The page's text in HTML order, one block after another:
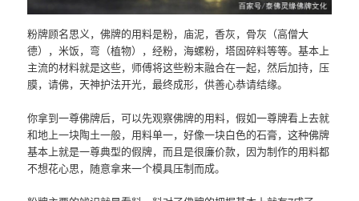
粉牌顾名思义，佛牌的用料是粉，庙泥，香灰，骨灰（高僧大
德），米饭，弯（植物），经粉，海螺粉，塔固碎料等等。基本上
主流的材料就是这些，师傅将这些粉末融合在一起，然后加持，压
膜，请佛，天神护法开光，最终成形，供善心恭请结缘。
你拿到一尊佛牌后，可以先观察佛牌的用料，假如一尊牌看上去就
和地上一块陶土一般，用料单一，好像一块白色的石膏，这种佛牌
基本上就是一尊典型的假牌，而且是很廉价款，因为制作的用料都
不想花心思，随意拿来一个模具压制而成。